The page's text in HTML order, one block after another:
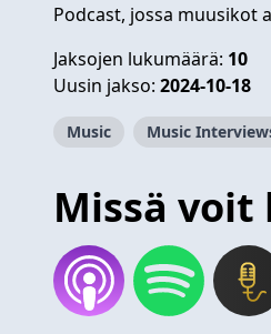
Podcast, jossa muusikot
Jaksojen lukumäärä: 10
Uusin jakso: 2024-10-18
Music Music
Missä